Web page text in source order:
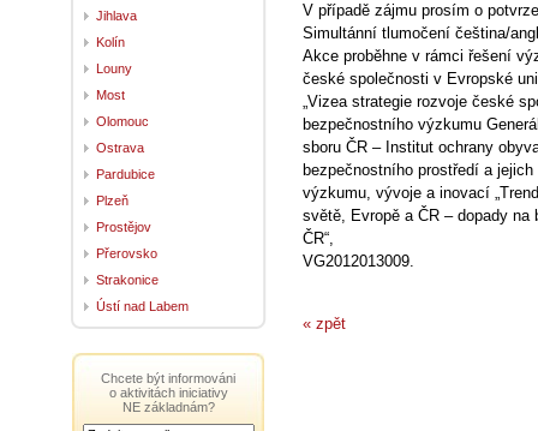
V případě zájmu prosím o
Simultánní tlumočení čeština/
Akce proběhne v rámci řešení
české společnosti v Evropské
„Vizea strategie rozvoje české
bezpečnostního výzkumu
sboru ČR – Institut ochrany
bezpečnostního prostředí a
výzkumu, vývoje a inovací
světě, Evropě a ČR – dopady
ČR“,
VG2012013009.
« zpět
Jihlava
Kolín
Louny
Most
Olomouc
Ostrava
Pardubice
Plzeň
Prostějov
Přerovsko
Strakonice
Ústí nad Labem
Chcete být informováni
o aktivitách iniciativy
NE základnám?